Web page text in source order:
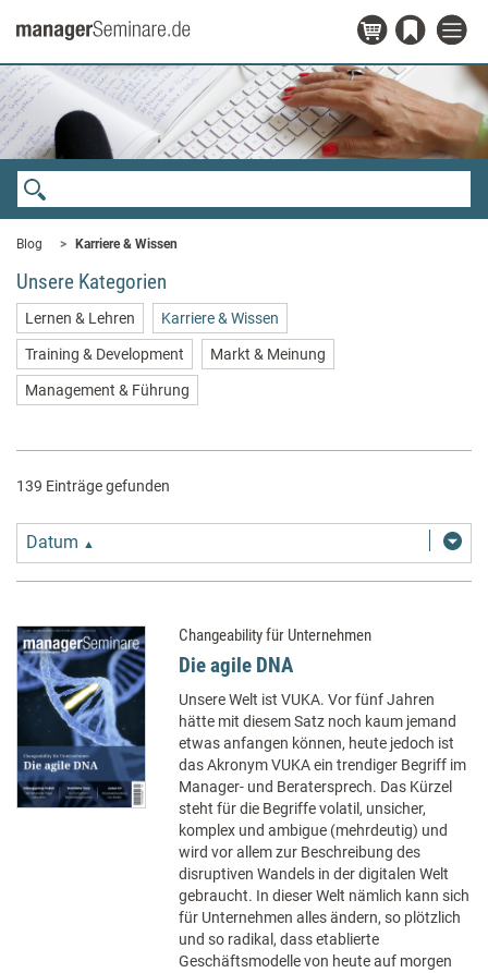
Blog Karriere & Wissen
Unsere Kategorien
Lernen & Lehren Karriere & Wissen
Training & Development Markt & Meinung
Management & Führung
139 Einträge gefunden
Datum ▲
Changeability für Unternehmen
Die agile DNA
Unsere Welt ist VUKA. Vor fünf Jahren
hätte mit diesem Satz noch kaum jemand
etwas anfangen können, heute jedoch ist
das Akronym VUKA ein trendiger Begriff im
Manager- und Beratersprech. Das Kürzel
steht für die Begriffe volatil, unsicher,
komplex und ambigue (mehrdeutig) und
wird vor allem zur Beschreibung des
disruptiven Wandels in der digitalen Welt
gebraucht. In dieser Welt nämlich kann sich
für Unternehmen alles ändern, so plötzlich
und so radikal, dass etablierte
Geschäftsmodelle von heute auf morgen